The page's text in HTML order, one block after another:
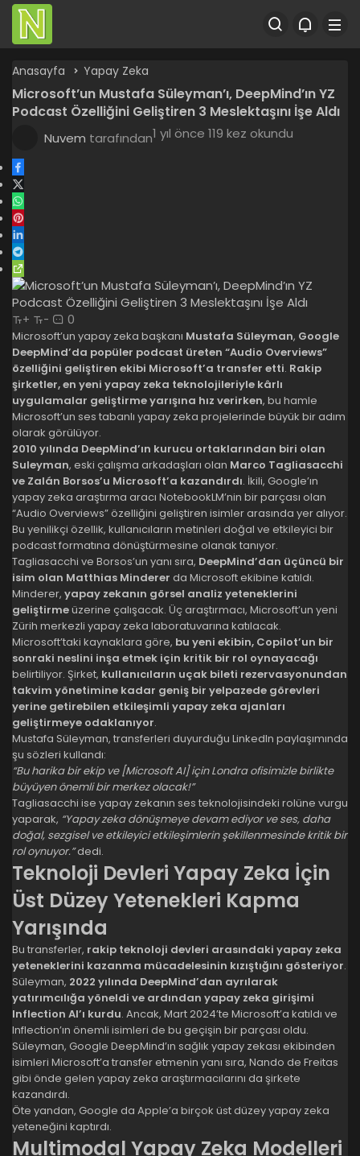
Anasayfa Yapay Zeka
Microsoft’un Mustafa Süleyman’ı, DeepMind’ın YZ
Podcast Özelliğini Geliştiren 3 Meslektaşını İşe Aldı
Nuvem tarafından1 yıl önce 119 kez okundu
+ - 0
Microsoft’un yapay zeka başkanı Mustafa Süleyman, Google
DeepMind’da popüler podcast üreten “Audio Overviews”
özelliğini geliştiren ekibi Microsoft’a transfer etti. Rakip
şirketler, en yeni yapay zeka teknolojileriyle kârlı
uygulamalar geliştirme yarışına hız verirken, bu hamle
Microsoft’un ses tabanlı yapay zeka projelerinde büyük bir adım
olarak görülüyor.
2010 yılında DeepMind’ın kurucu ortaklarından biri olan
Suleyman, eski çalışma arkadaşları olan Marco Tagliasacchi
ve Zalán Borsos’u Microsoft’a kazandırdı. İkili, Google’ın
yapay zeka araştırma aracı NotebookLM’nin bir parçası olan
“Audio Overviews” özelliğini geliştiren isimler arasında yer alıyor.
Bu yenilikçi özellik, kullanıcıların metinleri doğal ve etkileyici bir
podcast formatına dönüştürmesine olanak tanıyor.
Tagliasacchi ve Borsos’un yanı sıra, DeepMind’dan üçüncü bir
isim olan Matthias Minderer da Microsoft ekibine katıldı.
Minderer, yapay zekanın görsel analiz yeteneklerini
geliştirmeüzerine çalışacak. Üç araştırmacı, Microsoft’un yeni
Zürih merkezli yapay zeka laboratuvarına katılacak.
Microsoft’taki kaynaklara göre, bu yeni ekibin, Copilot’un bir
sonraki neslini inşa etmek için kritik bir rol oynayacağı
belirtiliyor. Şirket, kullanıcıların uçak bileti rezervasyonundan
takvim yönetimine kadar geniş bir yelpazede görevleri
yerine getirebilen etkileşimli yapay zeka ajanları
geliştirmeye odaklanıyor.
Mustafa Süleyman, transferleri duyurduğu LinkedIn paylaşımında
şu sözleri kullandı:
“Bu harika bir ekip ve [Microsoft AI] için Londra ofisimizle birlikte
büyüyen önemli bir merkez olacak!”
Tagliasacchi ise yapay zekanın ses teknolojisindeki rolüne vurgu
yaparak, “Yapay zeka dönüşmeye devam ediyor ve ses, daha
doğal, sezgisel ve etkileyici etkileşimlerin şekillenmesinde kritik bir
rol oynuyor.”dedi.
Teknoloji Devleri Yapay Zeka İçin
Üst Düzey Yetenekleri Kapma
Yarışında
Bu transferler, rakip teknoloji devleri arasındaki yapay zeka
yeteneklerini kazanma mücadelesinin kızıştığını gösteriyor.
Süleyman, 2022 yılında DeepMind’dan ayrılarak
yatırımcılığa yöneldi ve ardından yapay zeka girişimi
Inflection AI’ı kurdu. Ancak, Mart 2024’te Microsoft’a katıldı ve
Inflection’ın önemli isimleri de bu geçişin bir parçası oldu.
Süleyman, Google DeepMind’ın sağlık yapay zekası ekibinden
isimleri Microsoft’a transfer etmenin yanı sıra, Nando de Freitas
gibi önde gelen yapay zeka araştırmacılarını da şirkete
kazandırdı.
Öte yandan, Google da Apple’a birçok üst düzey yapay zeka
yeteneğini kaptırdı.
Multimodal Yapay Zeka Modelleri